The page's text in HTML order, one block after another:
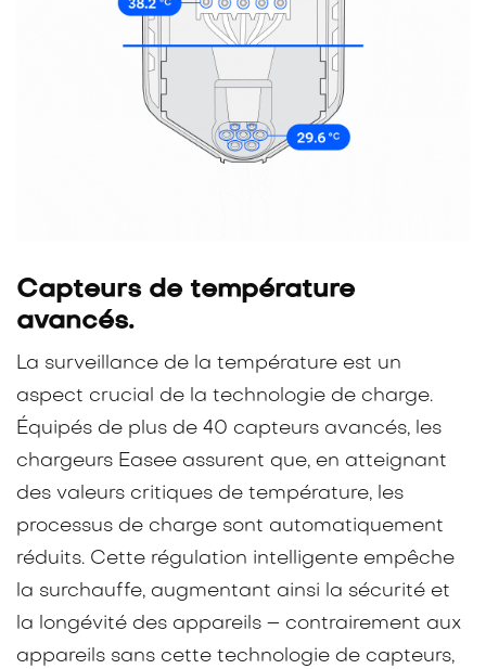
Capteurs de température
avancés.
La surveillance de la température est un
aspect crucial de la technologie de charge.
Équipés de plus de 40 capteurs avancés, les
chargeurs Easee assurent que, en atteignant
des valeurs critiques de température, les
processus de charge sont automatiquement
réduits. Cette régulation intelligente empêche
la surchauffe, augmentant ainsi la sécurité et
la longévité des appareils – contrairement aux
appareils sans cette technologie de capteurs,